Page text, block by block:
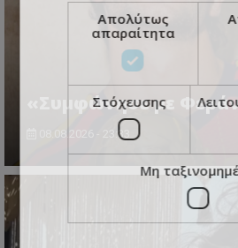
«Συμφώνησε με
08.08.2026 - 23:33
Απολύτως
απαραίτητα
Στόχευσης
Μη